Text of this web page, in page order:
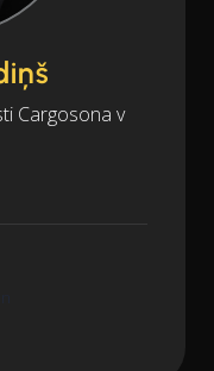
Cargosona v